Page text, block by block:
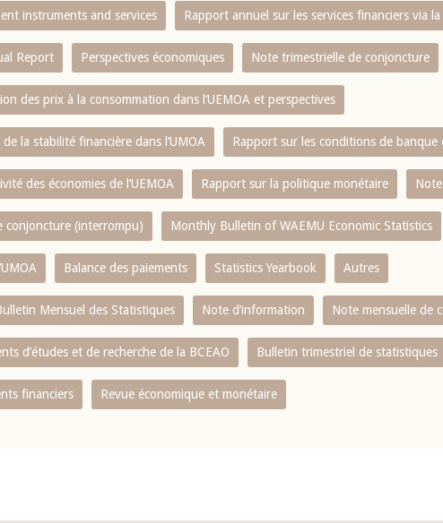
instruments and services Rapport annuel sur les services financiers via
Report Perspectives économiques Note trimestrielle de conjoncture
des prix à la consommation dans l‘UEMOA et perspectives
de la stabilité financière dans l‘UMOA Rapport sur les conditions de banque
des économies de l‘UEMOA Rapport sur la politique monétaire
conjoncture (interrompu) Monthly Bulletin of WAEMU Economic Statistics
Balance des paiements Statistics Yearbook Autres
Mensuel des Statistiques Note d’information Note mensuelle de
d’études et de recherche de la BCEAO Bulletin trimestriel de statistiques
financiers Revue économique et monétaire